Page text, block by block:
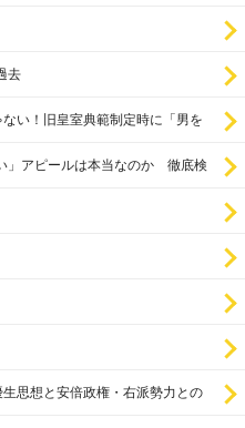
去
い！旧皇室典範制定時に「男を
」アピールは本当なのか 徹底検
思想と安倍政権・右派勢力との